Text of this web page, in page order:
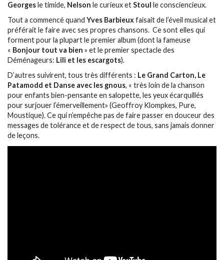
Georgesle timide, Nelson le curieux etStoul le consciencieux.
Tout a commencé quand Yves Barbieuxfaisait de l’éveil musical et
préférait le faire avec ses propres chansons. Ce sont elles qui
forment pour la plupart le premier album (dont la fameuse
« Bonjour tout va bien » et le premier spectacle des
Déménageurs: Lili et les escargots).
D’autres suivirent, tous très différents : Le Grand Carton, Le
Patamodd et Danse avec les gnous, « très loin de la chanson
pour enfants bien-pensante en salopette, les yeux écarquillés
pour surjouer l’émerveillement» (Geoffroy Klompkes, Pure,
Moustique). Ce qui n’empêche pas de faire passer en douceur des
messages de tolérance et de respect de tous, sans jamais donner
de leçons.